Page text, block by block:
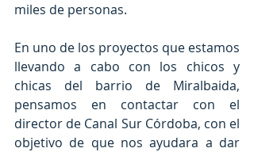
miles de personas.
En uno de los proyectos que estamos
llevando a cabo con los chicos y
chicas del barrio de Miralbaida,
pensamos en contactar con el
director de Canal Sur Córdoba, con el
objetivo de que nos ayudara a dar